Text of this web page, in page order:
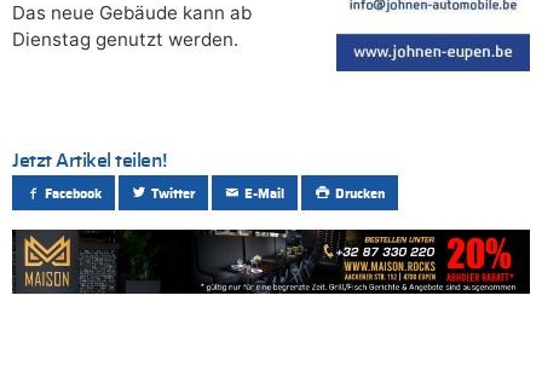
Das neue Gebäude kann ab
Dienstag genutzt werden.
Jetzt Artikel teilen!
Facebook Twitter E-Mail Drucken